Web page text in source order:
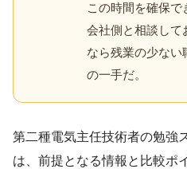
この時間を確保で
会社側と相談して
なら残業の少ない
の一手だ。
第二種電気主任技術者の勉強
は、前提となる情報と比較ポ